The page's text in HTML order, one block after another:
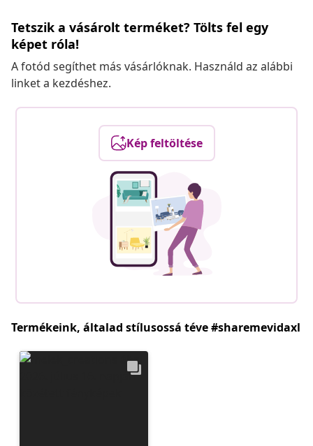
Tetszik a vásárolt terméket? Tölts fel egy
képet róla!
A fotód segíthet más vásárlóknak. Használd az alábbi
linket a kezdéshez.
Kép feltöltése
Termékeink, általad stílusossá téve #sharemevidaxl